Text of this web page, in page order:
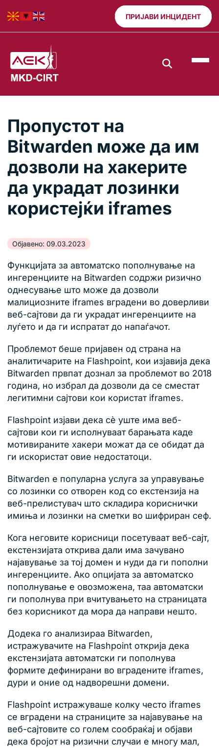
ПРИЈАВИ ИНЦИДЕНТ
Пропустот на
Bitwarden може да им
дозволи на хакерите
да украдат лозинки
користејќи iframes
Објавено: 09.03.2023
Функцијата за автоматско пополнување на
ингеренциите на Bitwarden содржи ризично
однесување што може да дозволи
малициозните iframes вградени во доверливи
веб-сајтови да ги украдат ингеренциите на
луѓето и да ги испратат до напаѓачот.
Проблемот беше пријавен од страна на
аналитичарите на Flashpoint, кои изјавија дека
Bitwarden првпат дознал за проблемот во 2018
година, но избрал да дозволи да се сместат
легитимни сајтови кои користат iframes.
Flashpoint изјави дека сè уште има веб-
сајтови кои ги исполнуваат барањата каде
мотивираните хакери можат да се обидат да
ги искористат овие недостатоци.
Bitwarden е популарна услуга за управување
со лозинки со отворен код со екстензија на
веб-прелистувач што складира кориснички
имиња и лозинки на сметки во шифриран сеф.
Кога неговите корисници посетуваат веб-сајт,
екстензијата открива дали има зачувано
најавување за тој домен и нуди да ги пополни
ингеренциите. Ако опцијата за автоматско
пополнување е овозможена, таа автоматски
ги пополнува при вчитувањето на страницата
без корисникот да мора да направи нешто.
Додека го анализираа Bitwarden,
истражувачите на Flashpoint открија дека
екстензијата автоматски ги пополнува
формите дефинирани во вградените iframes,
дури и оние од надворешни домени.
Flashpoint истражуваше колку често iframes
се вградени на страниците за најавување на
веб-сајтовите со голем сообраќај и објави
дека бројот на ризични случаи е многу мал,